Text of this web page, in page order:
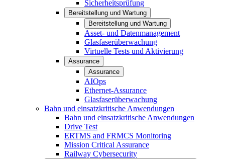
Sicherheitsprüfung
Bereitstellung und Wartung
Bereitstellung und Wartung
Asset- und Datenmanagement
Glasfaserüberwachung
Virtuelle Tests und Aktivierung
Assurance
Assurance
AIOps
Ethernet-Assurance
Glasfaserüberwachung
Bahn und einsatzkritische Anwendungen
Bahn und einsatzkritische Anwendungen
Drive Test
ERTMS and FRMCS Monitoring
Mission Critical Assurance
Railway Cybersecurity